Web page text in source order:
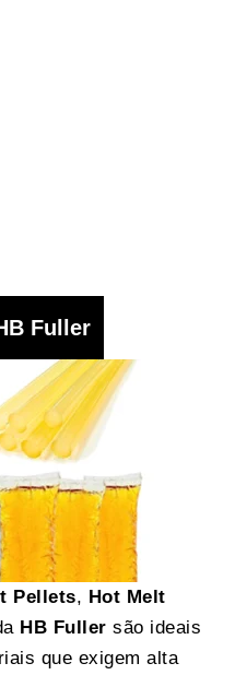
Fuller
Pellets, Hot Melt
HB Fuller são ideais
que exigem alta